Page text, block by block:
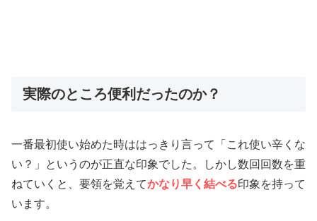
実際のところ便利だったのか？
一番最初使い始めた時ははっきり言って「これ使い辛くな
い？」というのが正直な印象でした。しかし数回回数を重
ねていくと、要領を覚えてかなり早く結べる印象を持って
います。